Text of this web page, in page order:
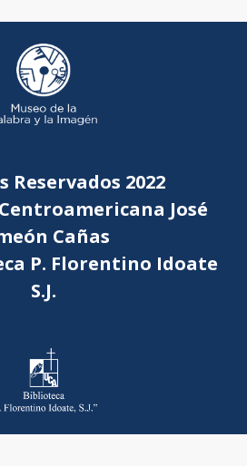
Reservados 2022
José
Cañas
P. Florentino Idoate
S.J.